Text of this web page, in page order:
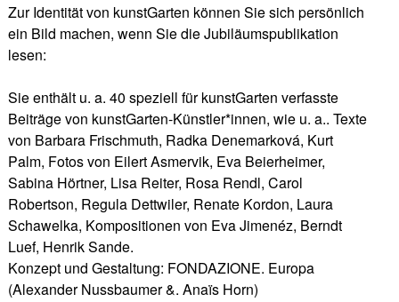
Zur Identität von kunstGarten können Sie sich persönlich
ein Bild machen, wenn Sie die Jubiläumspublikation
lesen:
Sie enthält u. a. 40 speziell für kunstGarten verfasste
Beiträge von kunstGarten-Künstler*innen, wie u. a.. Texte
von Barbara Frischmuth, Radka Denemarková, Kurt
Palm, Fotos von Eilert Asmervik, Eva Beierheimer,
Sabina Hörtner, Lisa Reiter, Rosa Rendl, Carol
Robertson, Regula Dettwiler, Renate Kordon, Laura
Schawelka, Kompositionen von Eva Jimenéz, Berndt
Luef, Henrik Sande.
Konzept und Gestaltung: FONDAZIONE. Europa
(Alexander Nussbaumer &. Anaïs Horn)